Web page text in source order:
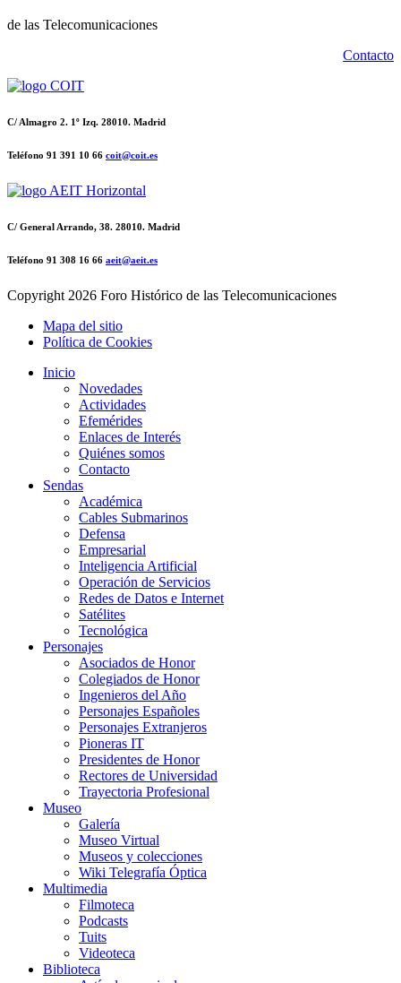
de las Telecomunicaciones
Contacto
C/ Almagro 2. 1º Izq. 28010. Madrid
Teléfono 91 391 10 66 coit@coit.es
C/ General Arrando, 38. 28010. Madrid
Teléfono 91 308 16 66 aeit@aeit.es
Copyright 2026 Foro Histórico de las Telecomunicaciones
Mapa del sitio
Política de Cookies
Inicio
Novedades
Actividades
Efemérides
Enlaces de Interés
Quiénes somos
Contacto
Sendas
Académica
Cables Submarinos
Defensa
Empresarial
Inteligencia Artificial
Operación de Servicios
Redes de Datos e Internet
Satélites
Tecnológica
Personajes
Asociados de Honor
Colegiados de Honor
Ingenieros del Año
Personajes Españoles
Personajes Extranjeros
Pioneras IT
Presidentes de Honor
Rectores de Universidad
Trayectoria Profesional
Museo
Galería
Museo Virtual
Museos y colecciones
Wiki Telegrafía Óptica
Multimedia
Filmoteca
Podcasts
Tuits
Videoteca
Biblioteca